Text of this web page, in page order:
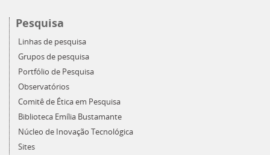
Pesquisa
Linhas de pesquisa
Grupos de pesquisa
Portfólio de Pesquisa
Observatórios
Comitê de Ética em Pesquisa
Biblioteca Emília Bustamante
Núcleo de Inovação Tecnológica
Sites